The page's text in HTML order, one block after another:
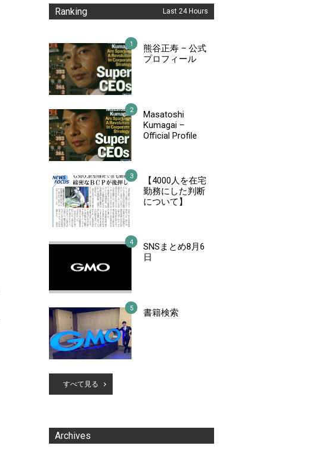
Ranking Last 24 Hours
熊谷正寿 – 公式
プロフィール
Masatoshi
Kumagai –
Official Profile
【4000人を在宅
勤務にした判断
について】
SNSまとめ8月6
日
書籍検索
すべて見る
Archives